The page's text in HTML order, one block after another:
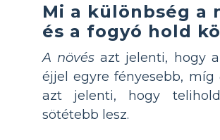
Mi a különbség a
és a fogyó hold
A növés azt jelenti, hogy
éjjel egyre fényesebb, míg
azt jelenti, hogy
sötétebb lesz.